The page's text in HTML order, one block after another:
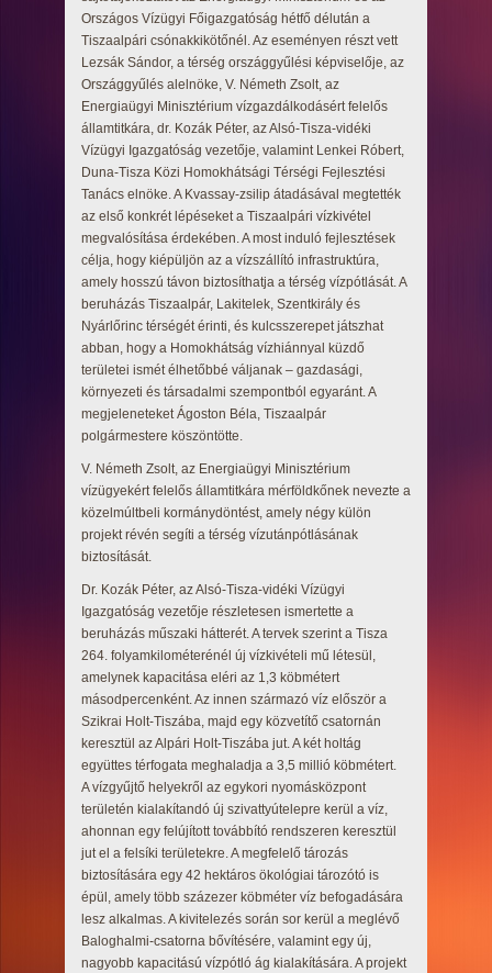
Országos Vízügyi Főigazgatóság hétfő délután a
Tiszaalpári csónakkikötőnél. Az eseményen részt vett
Lezsák Sándor, a térség országgyűlési képviselője, az
Országgyűlés alelnöke, V. Németh Zsolt, az
Energiaügyi Minisztérium vízgazdálkodásért felelős
államtitkára, dr. Kozák Péter, az Alsó-Tisza-vidéki
Vízügyi Igazgatóság vezetője, valamint Lenkei Róbert,
Duna-Tisza Közi Homokhátsági Térségi Fejlesztési
Tanács elnöke. A Kvassay-zsilip átadásával megtették
az első konkrét lépéseket a Tiszaalpári vízkivétel
megvalósítása érdekében. A most induló fejlesztések
célja, hogy kiépüljön az a vízszállító infrastruktúra,
amely hosszú távon biztosíthatja a térség vízpótlását. A
beruházás Tiszaalpár, Lakitelek, Szentkirály és
Nyárlőrinc térségét érinti, és kulcsszerepet játszhat
abban, hogy a Homokhátság vízhiánnyal küzdő
területei ismét élhetőbbé váljanak – gazdasági,
környezeti és társadalmi szempontból egyaránt. A
megjeleneteket Ágoston Béla, Tiszaalpár
polgármestere köszöntötte.
V. Németh Zsolt, az Energiaügyi Minisztérium
vízügyekért felelős államtitkára mérföldkőnek nevezte a
közelmúltbeli kormánydöntést, amely négy külön
projekt révén segíti a térség vízutánpótlásának
biztosítását.
Dr. Kozák Péter, az Alsó-Tisza-vidéki Vízügyi
Igazgatóság vezetője részletesen ismertette a
beruházás műszaki hátterét. A tervek szerint a Tisza
264. folyamkilométerénél új vízkivételi mű létesül,
amelynek kapacitása eléri az 1,3 köbmétert
másodpercenként. Az innen származó víz először a
Szikrai Holt-Tiszába, majd egy közvetítő csatornán
keresztül az Alpári Holt-Tiszába jut. A két holtág
együttes térfogata meghaladja a 3,5 millió köbmétert.
A vízgyűjtő helyekről az egykori nyomásközpont
területén kialakítandó új szivattyútelepre kerül a víz,
ahonnan egy felújított továbbító rendszeren keresztül
jut el a felsíki területekre. A megfelelő tározás
biztosítására egy 42 hektáros ökológiai tározótó is
épül, amely több százezer köbméter víz befogadására
lesz alkalmas. A kivitelezés során sor kerül a meglévő
Baloghalmi-csatorna bővítésére, valamint egy új,
nagyobb kapacitású vízpótló ág kialakítására. A projekt